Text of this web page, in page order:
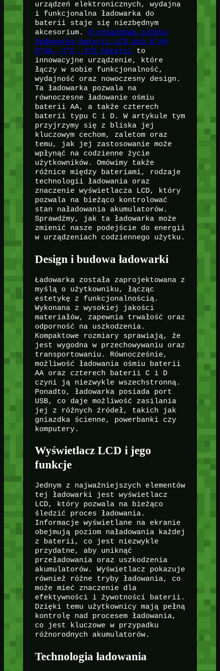
urządzeń elektronicznych, wydajna
i funkcjonalna ładowarka do
baterii staje się niezbędnym
akcesorium. 8-gniazdowa szybka
ładowarka baterii LCD Usb 8*AA
8*AA, 4*C, 4*D bateriito
innowacyjne urządzenie, które
łączy w sobie funkcjonalność,
wydajność oraz nowoczesny design.
Ta ładowarka pozwala na
równoczesne ładowanie ośmiu
baterii AA, a także czterech
baterii typu C i D. W artykule tym
przyjrzymy się z bliska jej
kluczowym cechom, zaletom oraz
temu, jak jej zastosowanie może
wpłynąć na codzienne życie
użytkowników. Omówimy także
różnice między bateriami, rodzaje
technologii ładowania oraz
znaczenie wyświetlacza LCD, który
pozwala na bieżąco kontrolować
stan naładowania akumulatorów.
Sprawdźmy, jak ta ładowarka może
zmienić nasze podejście do energii
w urządzeniach codziennego użytku.
Design i budowa ładowarki
Ładowarka została zaprojektowana z
myślą o użytkowniku, łącząc
estetykę z funkcjonalnością.
Wykonana z wysokiej jakości
materiałów, zapewnia trwałość oraz
odporność na uszkodzenia.
Kompaktowe rozmiary sprawiają, że
jest wygodna w przechowywaniu oraz
transportowaniu. Równocześnie,
możliwość ładowania ośmiu baterii
AA oraz czterech baterii C i D
czyni ją niezwykle wszechstronną.
Ponadto, ładowarka posiada port
USB, co daje możliwość zasilania
jej z różnych źródeł, takich jak
gniazdka ścienne, powerbanki czy
komputery.
Wyświetlacz LCD i jego
funkcje
Jednym z najważniejszych elementów
tej ładowarki jest wyświetlacz
LCD, który pozwala na bieżąco
śledzić proces ładowania.
Informacje wyświetlane na ekranie
obejmują poziom naładowania każdej
z baterii, co jest niezwykle
przydatne, aby uniknąć
przeładowania oraz uszkodzenia
akumulatorów. Wyświetlacz pokazuje
również różne tryby ładowania, co
może mieć znaczenie dla
efektywności i żywotności baterii.
Dzięki temu użytkownicy mają pełną
kontrolę nad procesem ładowania,
co jest kluczowe w przypadku
różnorodnych akumulatorów.
Technologia ładowania